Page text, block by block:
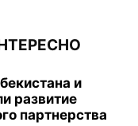
и
развитие
партнерства